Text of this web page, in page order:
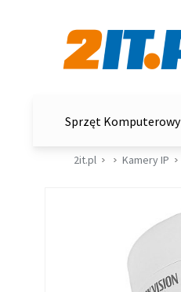
Sprzęt Komputerowy
2it.pl Kamery IP